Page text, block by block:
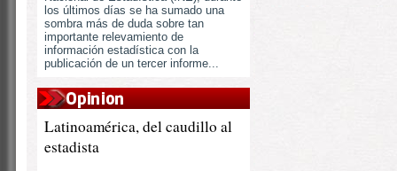
los últimos días se ha sumado una
sombra más de duda sobre tan
importante relevamiento de
información estadística con la
publicación de un tercer informe...
Latinoamérica, del caudillo al
estadista